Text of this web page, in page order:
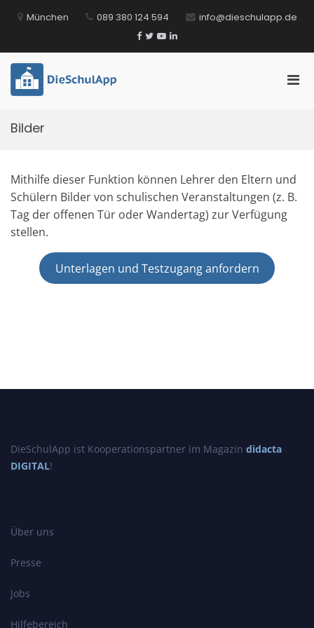
Inhalt München 089 380 124 594 info@dieschulapp.de
Facebook
TwitterYouTube
LinkedIn
Bilder
Mithilfe dieser Funktion können Lehrer den Eltern und
Schülern Bilder von schulischen Veranstaltungen (z. B.
Tag der offenen Tür oder Wandertag) zur Verfügung
stellen.
Unterlagen und Testzugang anfordern
DieSchulApp ist Kooperationspartner im Magazin didacta
DIGITAL!
Über uns
Presse
Jobs
Hilfebereich